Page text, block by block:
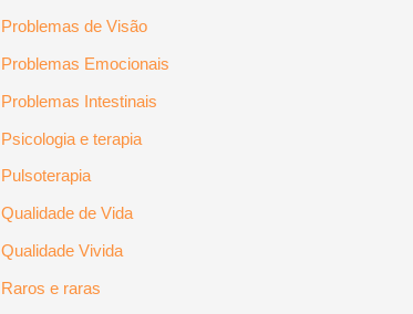
Problemas de Visão
Problemas Emocionais
Problemas Intestinais
Psicologia e terapia
Pulsoterapia
Qualidade de Vida
Qualidade Vivida
Raros e raras